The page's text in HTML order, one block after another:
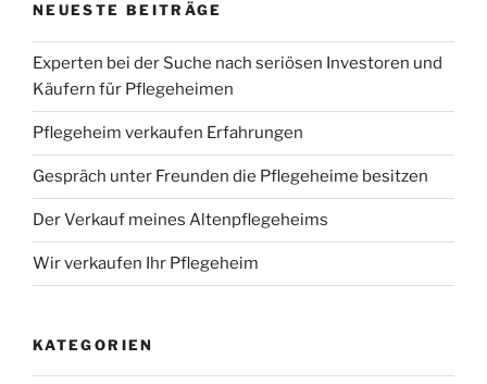
NEUESTE BEITRÄGE
Experten bei der Suche nach seriösen Investoren und
Käufern für Pflegeheimen
Pflegeheim verkaufen Erfahrungen
Gespräch unter Freunden die Pflegeheime besitzen
Der Verkauf meines Altenpflegeheims
Wir verkaufen Ihr Pflegeheim
KATEGORIEN